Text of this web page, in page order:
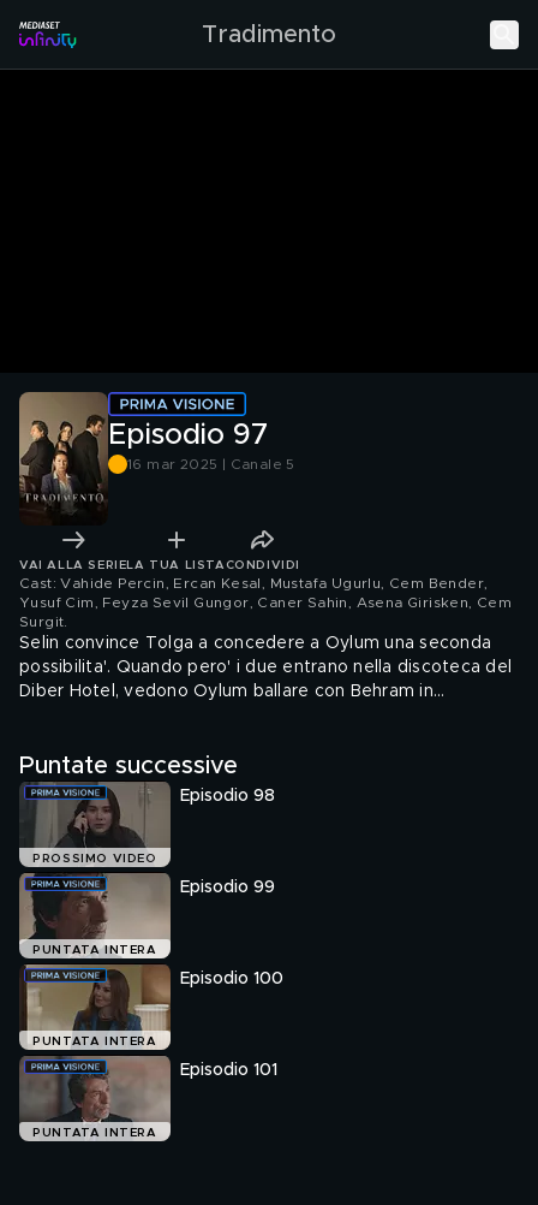
Tradimento
Episodio 97
16 mar 2025 | Canale 5
VAI ALLA SERIE LA TUA LISTA CONDIVIDI
Cast: Vahide Percin, Ercan Kesal, Mustafa Ugurlu, Cem Bender,
Yusuf Cim, Feyza Sevil Gungor, Caner Sahin, Asena Girisken, Cem
Surgit
Selin convince Tolga a concedere a Oylum una seconda
possibilita'. Quando pero' i due entrano nella discoteca del
Diber Hotel, vedono Oylum ballare con Behram in
realta' la ragazza attende l'arrivo del padre, che poco
dopo fa il suo ingresso nel locale accompagnato da una
giovanissima influencer di nome Nilden. Oylum esce dal
locale sconvolta, mentre Behram invia a Elmas alcune foto
che ritraggono i due avvinghiati.
Puntate successive
PROSSIMO VIDEO
Episodio 98
PUNTATA INTERA
Episodio 99
PUNTATA INTERA
Episodio 100
PUNTATA INTERA
Episodio 101